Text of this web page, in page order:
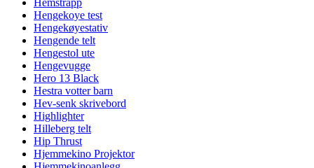
Hemstrapp
Hengekoye test
Hengekøyestativ
Hengende telt
Hengestol ute
Hengevugge
Hero 13 Black
Hestra votter barn
Hev-senk skrivebord
Highlighter
Hilleberg telt
Hip Thrust
Hjemmekino Projektor